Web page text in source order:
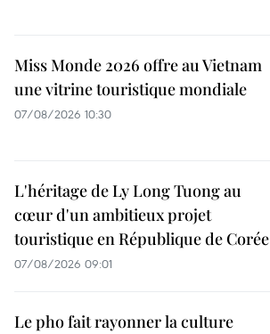
Miss Monde 2026 offre au Vietnam
une vitrine touristique mondiale
07/08/2026 10:30
L'héritage de Ly Long Tuong au
cœur d'un ambitieux projet
touristique en République de Corée
07/08/2026 09:01
Le pho fait rayonner la culture